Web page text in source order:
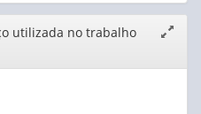
utilizada no trabalho